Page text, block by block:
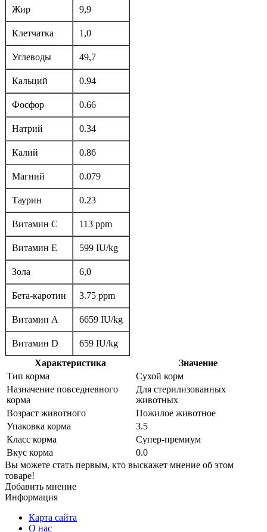
Жир 9,9
Клетчатка 1,0
Углеводы 49,7
Кальций 0.94
Фосфор 0.66
Натрий 0.34
Калий 0.86
Магний 0.079
Таурин 0.23
Витамин С 113 ppm
Витамин Е 599 IU/kg
Зола 6,0
Бета-каротин 3.75 ppm
Витамин А 6659 IU/kg
Витамин D
659 IU/kg
Характеристика
Значение
Тип корма
Сухой корм
Назначение повседневного
корма
Для стерилизованных
животных
Возраст животного
Пожилое животное
Упаковка корма
3.5
Класс корма
Супер-премиум
Вкус корма
0.0
Вы можете стать первым, кто выскажет мнение об этом
товаре!
Добавить мнение
Информация
Карта сайта
О нас